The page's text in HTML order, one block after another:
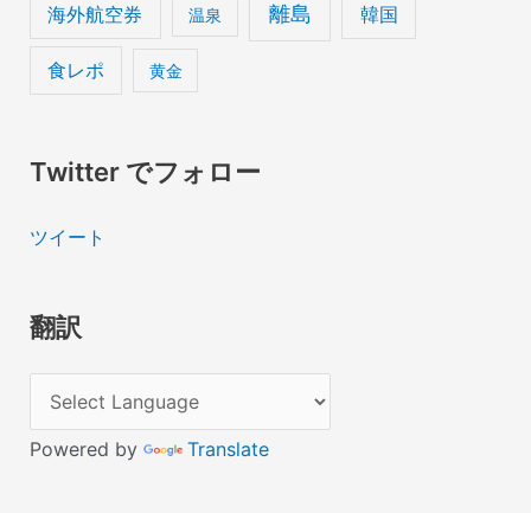
海外航空券 温泉 離島 韓国
食レポ 黄金
Twitter でフォロー
ツイート
翻訳
Powered by Translate